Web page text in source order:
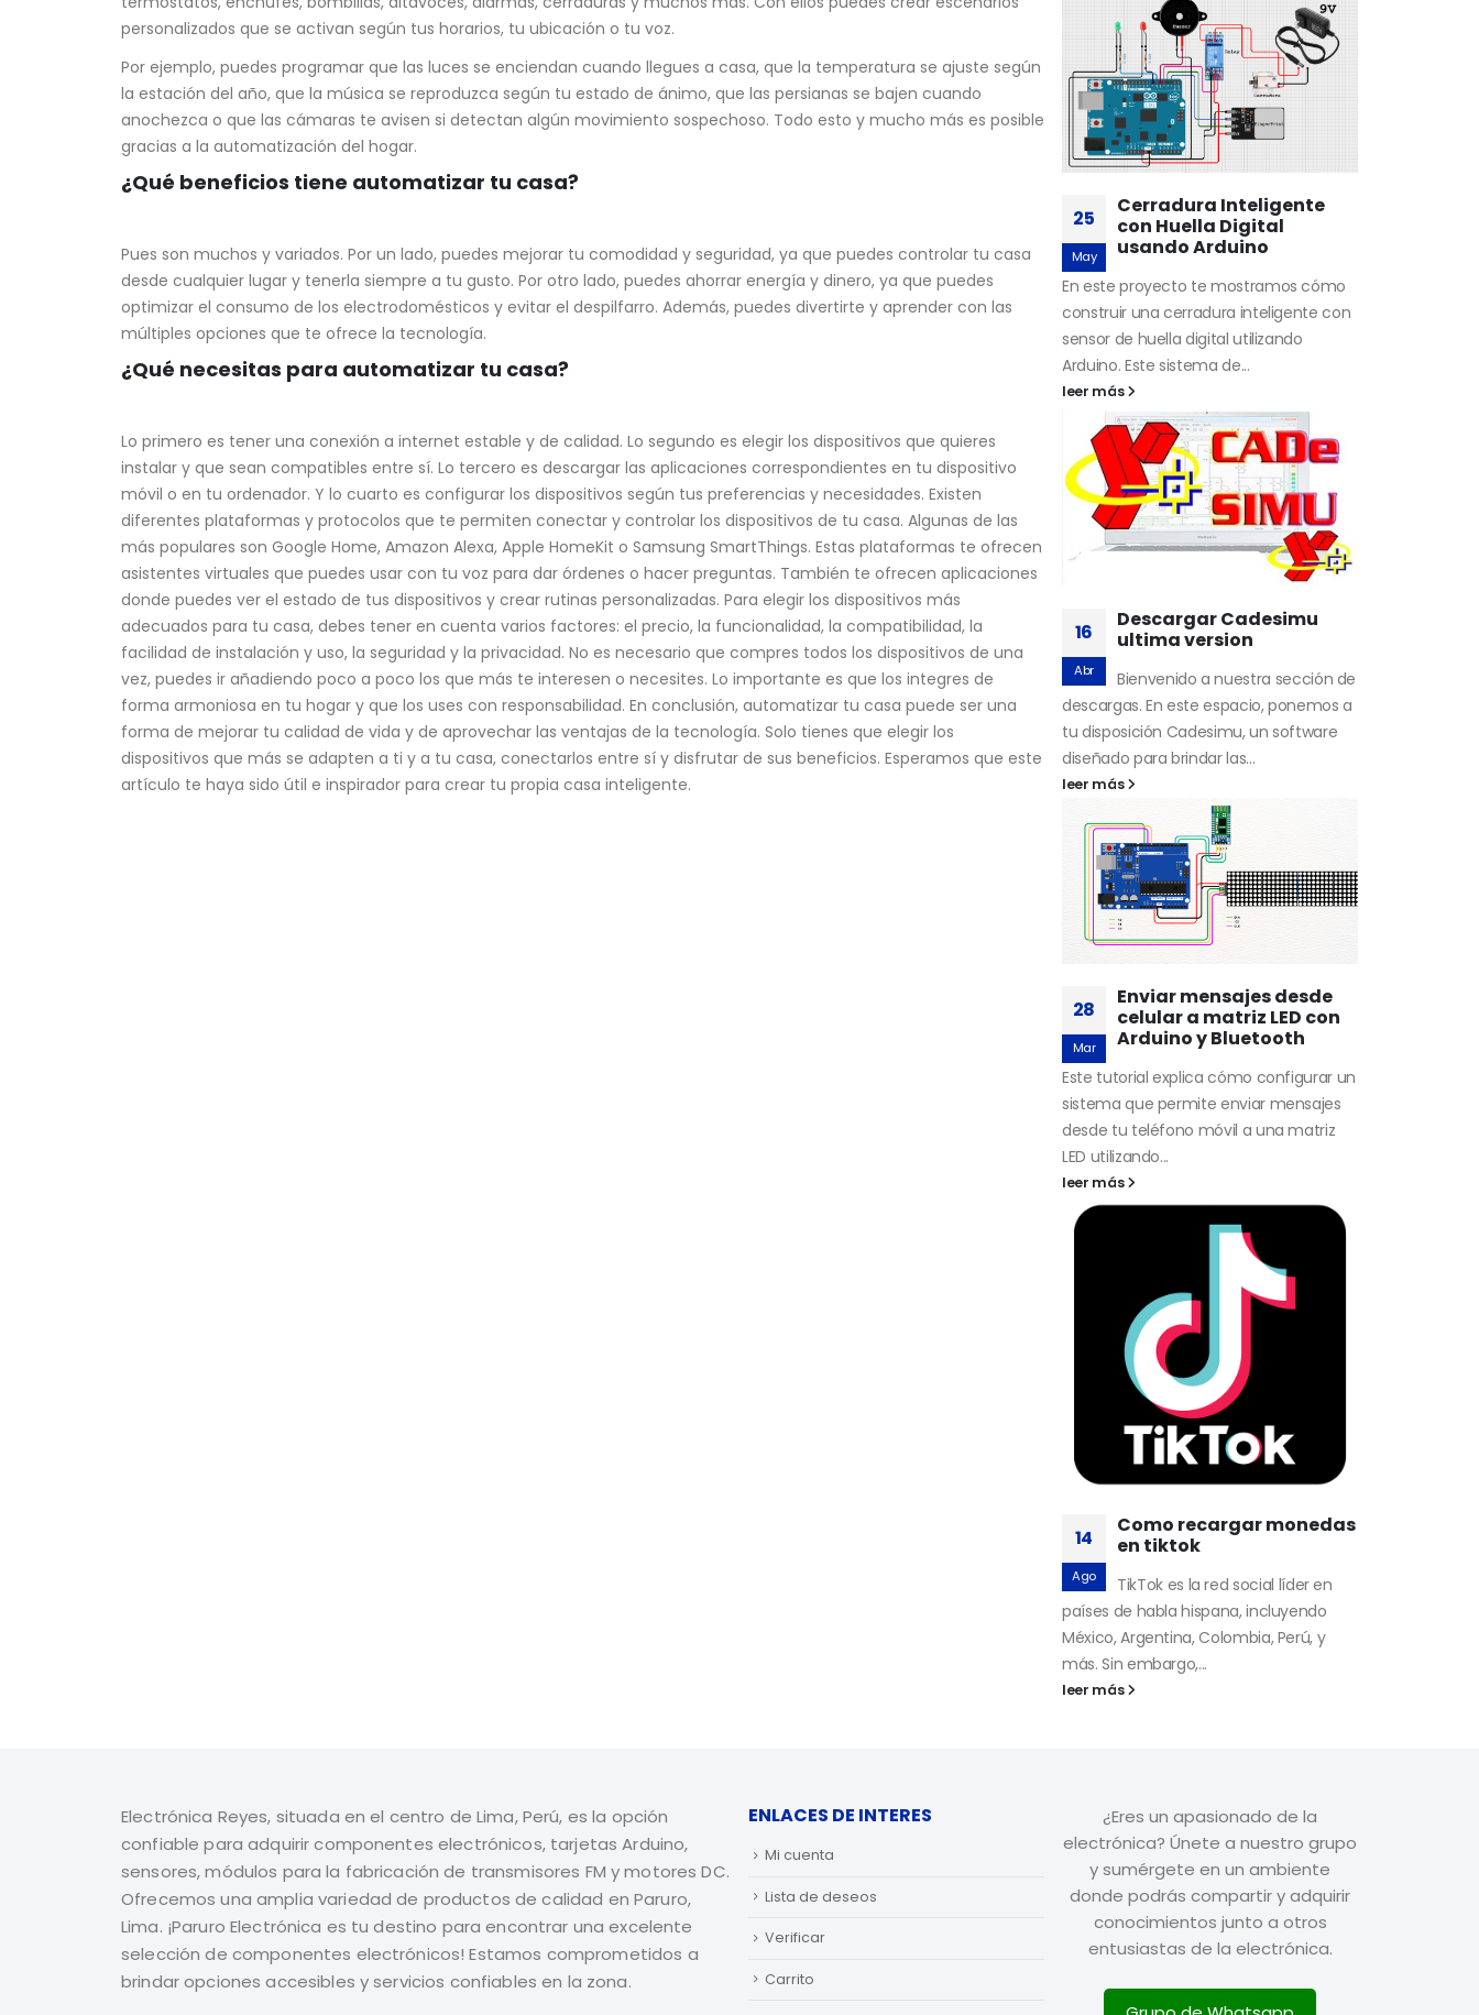
personalizados que se activan según tus horarios, tu ubicación o tu voz.
Por ejemplo, puedes programar que las luces se enciendan cuando llegues a casa, que la temperatura se ajuste según
la estación del año, que la música se reproduzca según tu estado de ánimo, que las persianas se bajen cuando
anochezca o que las cámaras te avisen si detectan algún movimiento sospechoso. Todo esto y mucho más es posible
gracias a la automatización del hogar.
¿Qué beneficios tiene automatizar tu casa?
Pues son muchos y variados. Por un lado, puedes mejorar tu comodidad y seguridad, ya que puedes controlar tu casa
desde cualquier lugar y tenerla siempre a tu gusto. Por otro lado, puedes ahorrar energía y dinero, ya que puedes
optimizar el consumo de los electrodomésticos y evitar el despilfarro. Además, puedes divertirte y aprender con las
múltiples opciones que te ofrece la tecnología.
¿Qué necesitas para automatizar tu casa?
Lo primero es tener una conexión a internet estable y de calidad. Lo segundo es elegir los dispositivos que quieres
instalar y que sean compatibles entre sí. Lo tercero es descargar las aplicaciones correspondientes en tu dispositivo
móvil o en tu ordenador. Y lo cuarto es configurar los dispositivos según tus preferencias y necesidades. Existen
diferentes plataformas y protocolos que te permiten conectar y controlar los dispositivos de tu casa. Algunas de las
más populares son Google Home, Amazon Alexa, Apple HomeKit o Samsung SmartThings. Estas plataformas te ofrecen
asistentes virtuales que puedes usar con tu voz para dar órdenes o hacer preguntas. También te ofrecen aplicaciones
donde puedes ver el estado de tus dispositivos y crear rutinas personalizadas. Para elegir los dispositivos más
adecuados para tu casa, debes tener en cuenta varios factores: el precio, la funcionalidad, la compatibilidad, la
facilidad de instalación y uso, la seguridad y la privacidad. No es necesario que compres todos los dispositivos de una
vez, puedes ir añadiendo poco a poco los que más te interesen o necesites. Lo importante es que los integres de
forma armoniosa en tu hogar y que los uses con responsabilidad. En conclusión, automatizar tu casa puede ser una
forma de mejorar tu calidad de vida y de aprovechar las ventajas de la tecnología. Solo tienes que elegir los
dispositivos que más se adapten a ti y a tu casa, conectarlos entre sí y disfrutar de sus beneficios. Esperamos que este
artículo te haya sido útil e inspirador para crear tu propia casa inteligente.
25
May
Cerradura Inteligente
con Huella Digital
usando Arduino
En este proyecto te mostramos cómo
construir una cerradura inteligente con
sensor de huella digital utilizando
Arduino. Este sistema de...
leer más
16
Abr
Descargar Cadesimu
ultima version
Bienvenido a nuestra sección de
descargas. En este espacio, ponemos a
tu disposición Cadesimu, un software
diseñado para brindar las...
leer más
28
Mar
Enviar mensajes desde
celular a matriz LED con
Arduino y Bluetooth
Este tutorial explica cómo configurar un
sistema que permite enviar mensajes
desde tu teléfono móvil a una matriz
LED utilizando...
leer más
14
Ago
Como recargar monedas
en tiktok
TikTok es la red social líder en
países de habla hispana, incluyendo
México, Argentina, Colombia, Perú, y
más. Sin embargo,...
leer más
Electrónica Reyes, situada en el centro de Lima, Perú, es la opción
confiable para adquirir componentes electrónicos, tarjetas Arduino,
sensores, módulos para la fabricación de transmisores FM y motores DC.
Ofrecemos una amplia variedad de productos de calidad en Paruro,
Lima. ¡Paruro Electrónica es tu destino para encontrar una excelente
selección de componentes electrónicos! Estamos comprometidos a
brindar opciones accesibles y servicios confiables en la zona.
ENLACES DE INTERES
Mi cuenta
Lista de deseos
Verificar
Carrito
¿Eres un apasionado de la
electrónica? Únete a nuestro grupo
y sumérgete en un ambiente
donde podrás compartir y adquirir
conocimientos junto a otros
entusiastas de la electrónica.